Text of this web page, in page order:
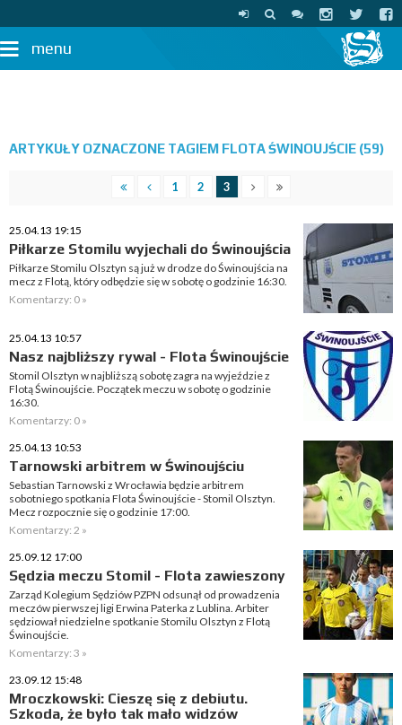
menu
ARTYKUŁY OZNACZONE TAGIEM FLOTA ŚWINOUJŚCIE (59)
1 2 3
25.04.13 19:15
Piłkarze Stomilu wyjechali do Świnoujścia
Piłkarze Stomilu Olsztyn są już w drodze do Świnoujścia na
mecz z Flotą, który odbędzie się w sobotę o godzinie 16:30.
Komentarzy: 0 »
25.04.13 10:57
Nasz najbliższy rywal - Flota Świnoujście
Stomil Olsztyn w najbliższą sobotę zagra na wyjeździe z
Flotą Świnoujście. Początek meczu w sobotę o godzinie
16:30.
Komentarzy: 0 »
25.04.13 10:53
Tarnowski arbitrem w Świnoujściu
Sebastian Tarnowski z Wrocławia będzie arbitrem
sobotniego spotkania Flota Świnoujście - Stomil Olsztyn.
Mecz rozpocznie się o godzinie 17:00.
Komentarzy: 2 »
25.09.12 17:00
Sędzia meczu Stomil - Flota zawieszony
Zarząd Kolegium Sędziów PZPN odsunął od prowadzenia
meczów pierwszej ligi Erwina Paterka z Lublina. Arbiter
sędziował niedzielne spotkanie Stomilu Olsztyn z Flotą
Świnoujście.
Komentarzy: 3 »
23.09.12 15:48
Mroczkowski: Cieszę się z debiutu.
Szkoda, że było tak mało widzów